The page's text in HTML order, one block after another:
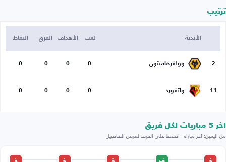
ترتيب
الأندية لعب الأهداف الفرق النقاط
2 وولفرهامبتون 0
0
0
0
11 واتفورد 0
0
0
0
اخر 5 مباريات لكل فريق
من اليمين: آخر مباراة · اضغط على الحرف لعرض التفاصيل